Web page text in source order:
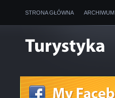
STRONA GŁÓWNA ARCHIWUM